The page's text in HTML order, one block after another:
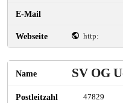
http:
SV OG
47829